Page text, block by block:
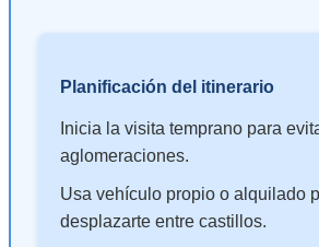
Planificación del itinerario
Inicia la visita temprano para
aglomeraciones.
Usa vehículo propio o alquilado
desplazarte entre castillos.